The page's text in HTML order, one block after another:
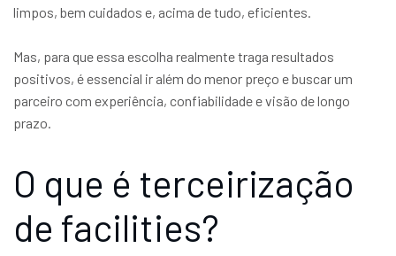
limpos, bem cuidados e, acima de tudo, eficientes.
Mas, para que essa escolha realmente traga resultados
positivos, é essencial ir além do menor preço e buscar um
parceiro com experiência, confiabilidade e visão de longo
prazo.
O que é terceirização
de facilities?